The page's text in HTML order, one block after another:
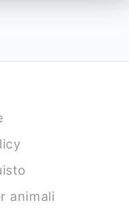
animali